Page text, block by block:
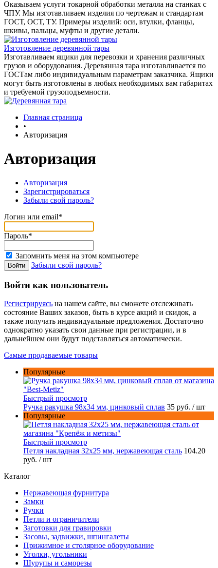
Оказываем услуги токарной обработки металла на станках с
ЧПУ. Мы изготавливаем изделия по чертежам и стандартам
ГОСТ, ОСТ, ТУ. Примеры изделий: оси, втулки, фланцы,
шкивы, пальцы, муфты и другие детали.
Изготовление деревянной тары
Изготавливаем ящики для перевозки и хранения различных
грузов и оборудования. Деревянная тара изготавливается по
ГОСТам либо индивидуальным параметрам заказчика. Ящики
могут быть изготовлены в любых необходимых вам габаритах
и требуемой грузоподъемности.
Главная страница
•
Авторизация
Авторизация
Авторизация
Зарегистрироваться
Забыли свой пароль?
Логин или email*
Пароль*
Запомнить меня на этом компьютере
Забыли свой пароль?
Войти как пользователь
Регистрируясь на нашем сайте, вы сможете отслеживать
состояние Ваших заказов, быть в курсе акций и скидок, а
также получать индивидуальные предложения. Достаточно
однократно указать свои данные при регистрации, и в
дальнейшем они будут подставляться автоматически.
Самые продаваемые товары
Популярные
Быстрый просмотр
Ручка ракушка 98x34 мм, цинковый сплав 35 руб. / шт
Популярные
Быстрый просмотр
Петля накладная 32х25 мм, нержавеющая сталь 104.20
руб. / шт
Каталог
Нержавеющая фурнитура
Замки
Ручки
Петли и ограничители
Заготовки для гравировки
Засовы, задвижки, шпингалеты
Прижимное и столярное оборудование
Уголки, угольники
Шурупы и саморезы